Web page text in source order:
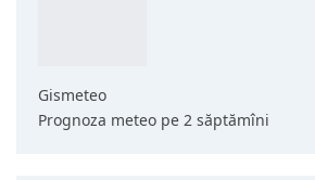
Gismeteo
Prognoza meteo pe 2 săptămîni